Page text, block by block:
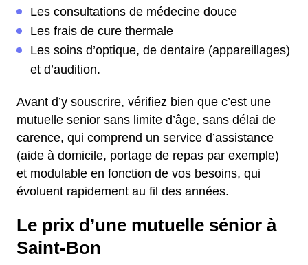
Les consultations de médecine douce
Les frais de cure thermale
Les soins d’optique, de dentaire (appareillages)
et d’audition.
Avant d’y souscrire, vérifiez bien que c’est une
mutuelle senior sans limite d’âge, sans délai de
carence, qui comprend un service d’assistance
(aide à domicile, portage de repas par exemple)
et modulable en fonction de vos besoins, qui
évoluent rapidement au fil des années.
Le prix d’une mutuelle sénior à
Saint-Bon